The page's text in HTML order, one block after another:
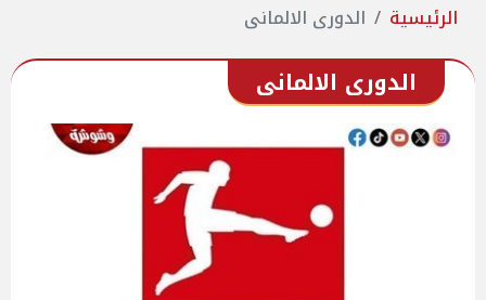
الرئيسية الدورى الالمانى
الدورى الالمانى